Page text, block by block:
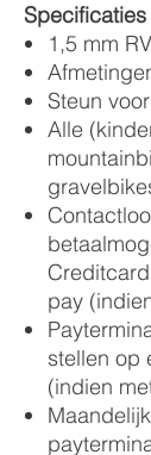
Specificaties
1,5 mm
Steun
Alle
pay
stellen op
(indien